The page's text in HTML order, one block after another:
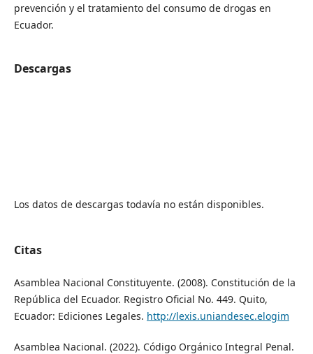
prevención y el tratamiento del consumo de drogas en
Ecuador.
Descargas
Los datos de descargas todavía no están disponibles.
Citas
Asamblea Nacional Constituyente. (2008). Constitución de la
República del Ecuador. Registro Oficial No. 449. Quito,
Ecuador: Ediciones Legales. http://lexis.uniandesec.elogim
Asamblea Nacional. (2022). Código Orgánico Integral Penal.